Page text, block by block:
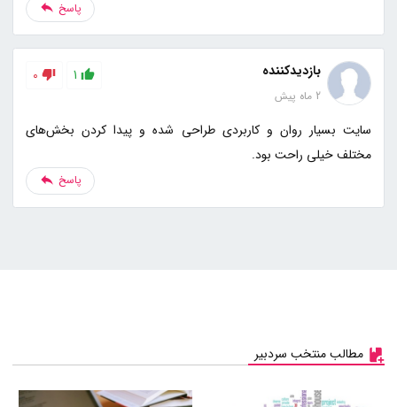
پاسخ
بازدیدکننده
2 ماه پیش
1
0
سایت بسیار روان و کاربردی طراحی شده و پیدا کردن بخش‌های
مختلف خیلی راحت بود.
پاسخ
مطالب منتخب سردبیر